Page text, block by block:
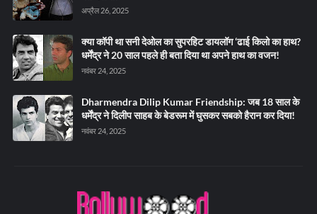
अप्रैल 26, 2025
क्या कॉपी था सनी देओल का सुपरहिट डायलॉग ‘ढाई किलो का हाथ?
धर्मेंद्र ने 20 साल पहले ही बता दिया था अपने हाथ का वजन!
नवंबर 24, 2025
Dharmendra Dilip Kumar Friendship: जब 18 साल के
धर्मेंद्र ने दिलीप साहब के बेडरूम में घुसकर सबको हैरान कर दिया!
नवंबर 24, 2025